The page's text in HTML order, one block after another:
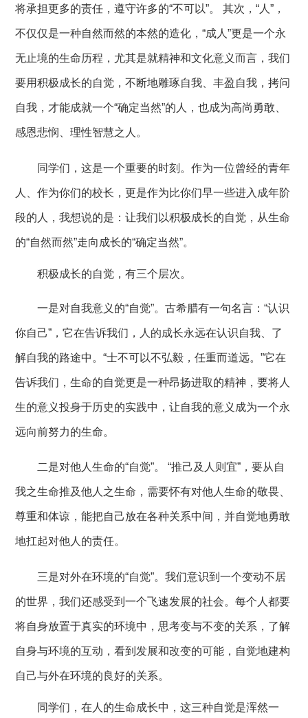
将承担更多的责任，遵守许多的“不可以”。 其次，“人”，
不仅仅是一种自然而然的本然的造化，“成人”更是一个永
无止境的生命历程，尤其是就精神和文化意义而言，我们
要用积极成长的自觉，不断地雕琢自我、丰盈自我，拷问
自我，才能成就一个“确定当然”的人，也成为高尚勇敢、
感恩悲悯、理性智慧之人。
同学们，这是一个重要的时刻。作为一位曾经的青年
人、作为你们的校长，更是作为比你们早一些进入成年阶
段的人，我想说的是：让我们以积极成长的自觉，从生命
的“自然而然”走向成长的“确定当然”。
积极成长的自觉，有三个层次。
一是对自我意义的“自觉”。古希腊有一句名言：“认识
你自己”，它在告诉我们，人的成长永远在认识自我、了
解自我的路途中。“士不可以不弘毅，任重而道远。”它在
告诉我们，生命的自觉更是一种昂扬进取的精神，要将人
生的意义投身于历史的实践中，让自我的意义成为一个永
远向前努力的生命。
二是对他人生命的“自觉”。 “推己及人则宜”，要从自
我之生命推及他人之生命，需要怀有对他人生命的敬畏、
尊重和体谅，能把自己放在各种关系中间，并自觉地勇敢
地扛起对他人的责任。
三是对外在环境的“自觉”。我们意识到一个变动不居
的世界，我们还感受到一个飞速发展的社会。每个人都要
将自身放置于真实的环境中，思考变与不变的关系，了解
自身与环境的互动，看到发展和改变的可能，自觉地建构
自己与外在环境的良好的关系。
同学们，在人的生命成长中，这三种自觉是浑然一